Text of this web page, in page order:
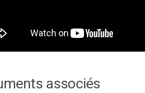
associés